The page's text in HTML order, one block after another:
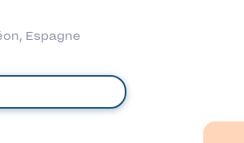
Espagne